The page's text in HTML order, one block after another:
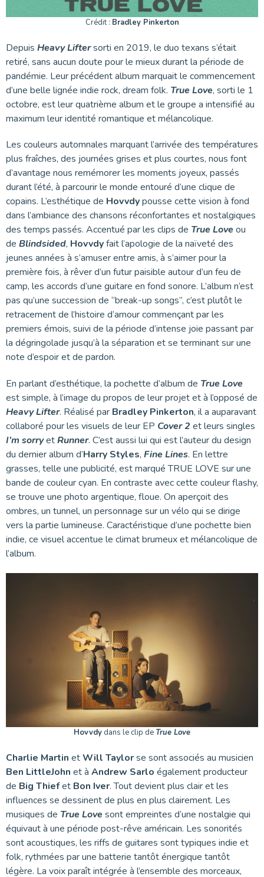
Crédit : Bradley Pinkerton
Depuis Heavy Liftersorti en 2019, le duo texans s’était
retiré, sans aucun doute pour le mieux durant la période de
pandémie. Leur précédent album marquait le commencement
d’une belle lignée indie rock, dream folk. True Love, sorti le 1
octobre, est leur quatrième album et le groupe a intensifié au
maximum leur identité romantique et mélancolique.
Les couleurs automnales marquant l’arrivée des températures
plus fraîches, des journées grises et plus courtes, nous font
d’avantage nous remémorer les moments joyeux, passés
durant l’été, à parcourir le monde entouré d’une clique de
copains. L’esthétique de Hovvdypousse cette vision à fond
dans l’ambiance des chansons réconfortantes et nostalgiques
des temps passés. Accentué par les clips de True Loveou
de Blindsided, Hovvdyfait l’apologie de la naïveté des
jeunes années à s’amuser entre amis, à s’aimer pour la
première fois, à rêver d’un futur paisible autour d’un feu de
camp, les accords d’une guitare en fond sonore. L’album n’est
pas qu’une succession de “break-up songs”, c’est plutôt le
retracement de l’histoire d’amour commençant par les
premiers émois, suivi de la période d’intense joie passant par
la dégringolade jusqu’à la séparation et se terminant sur une
note d’espoir et de pardon.
En parlant d’esthétique, la pochette d’album de True Love
est simple, à l’image du propos de leur projet et à l’opposé de
Heavy Lifter. Réalisé par Bradley Pinkerton, il a auparavant
collaboré pour les visuels de leur EP Cover 2 et leurs singles
I’m sorryetRunner. C’est aussi lui qui est l’auteur du design
du dernier album d’Harry Styles, Fine Lines. En lettre
grasses, telle une publicité, est marqué TRUE LOVE sur une
bande de couleur cyan. En contraste avec cette couleur flashy,
se trouve une photo argentique, floue. On aperçoit des
ombres, un tunnel, un personnage sur un vélo qui se dirige
vers la partie lumineuse. Caractéristique d’une pochette bien
indie, ce visuel accentue le climat brumeux et mélancolique de
l’album.
Hovvdy dans le clip de True Love
Charlie Martin etWill Taylorse sont associés au musicien
Ben LittleJohn et à Andrew Sarlo également producteur
de Big Thiefet Bon Iver. Tout devient plus clair et les
influences se dessinent de plus en plus clairement. Les
musiques de True Lovesont empreintes d’une nostalgie qui
équivaut à une période post-rêve américain. Les sonorités
sont acoustiques, les riffs de guitares sont typiques indie et
folk, rythmées par une batterie tantôt énergique tantôt
légère. La voix paraît intégrée à l’ensemble des morceaux,